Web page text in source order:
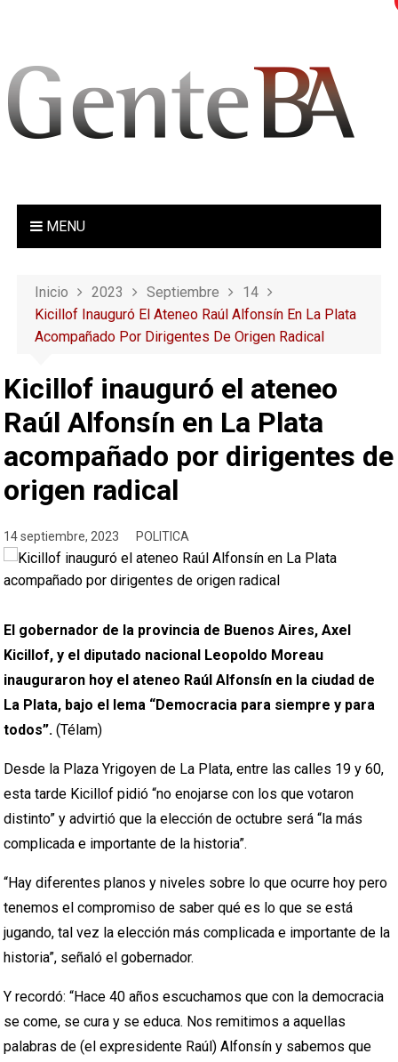
MENU
Inicio 2023 Septiembre
14
Kicillof Inauguró El Ateneo Raúl Alfonsín En La Plata
Acompañado Por Dirigentes De Origen Radical
Kicillof inauguró el ateneo
Raúl Alfonsín en La Plata
acompañado por dirigentes de
origen radical
14 septiembre, 2023 POLITICA
El gobernador de la provincia de Buenos Aires, Axel
Kicillof, y el diputado nacional Leopoldo Moreau
inauguraron hoy el ateneo Raúl Alfonsín en la ciudad de
La Plata, bajo el lema “Democracia para siempre y para
todos”.(Télam)
Desde la Plaza Yrigoyen de La Plata, entre las calles 19 y 60,
esta tarde Kicillof pidió “no enojarse con los que votaron
distinto” y advirtió que la elección de octubre será “la más
complicada e importante de la historia”.
“Hay diferentes planos y niveles sobre lo que ocurre hoy pero
tenemos el compromiso de saber qué es lo que se está
jugando, tal vez la elección más complicada e importante de la
historia”, señaló el gobernador.
Y recordó: “Hace 40 años escuchamos que con la democracia
se come, se cura y se educa. Nos remitimos a aquellas
palabras de (el expresidente Raúl) Alfonsín y sabemos que